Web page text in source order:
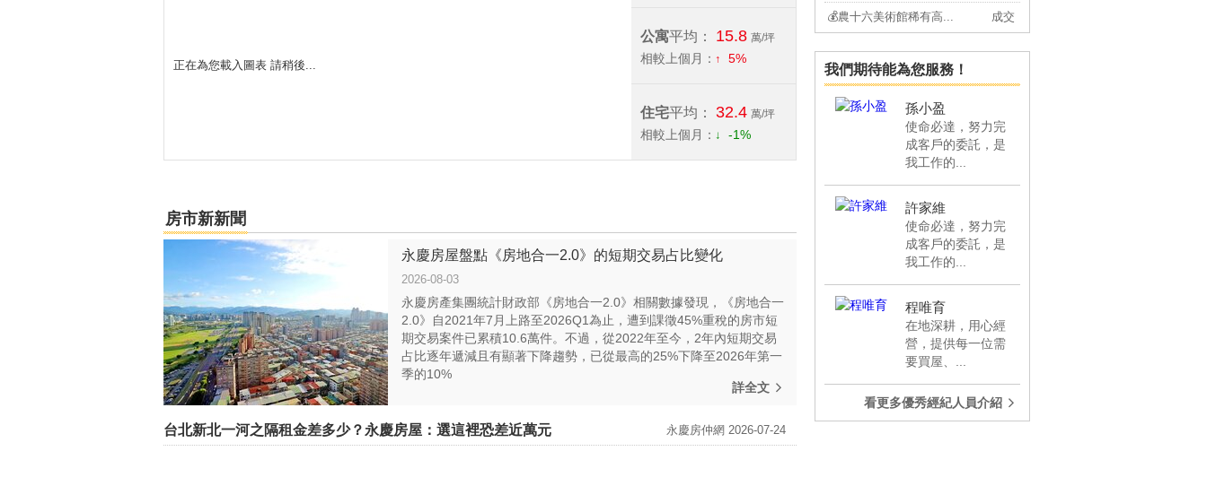
屏東縣-萬巒鄉
屏東縣-屏東市
屏東縣-竹田鄉
屏東縣-里港鄉
屏東縣-長治鄉
澎湖縣-湖西鄉
台南市-歸仁區
台南市-東區
正在為您載入圖表 請稍後...
公寓平均： 15.8 萬/坪
相較上個月： 5%
住宅平均： 32.4 萬/坪
相較上個月： -1%
房市新新聞
永慶房屋盤點《房地合一2.0》的短期交易占比變化
2026-08-03
永慶房產集團統計財政部《房地合一2.0》相關數據發現，《房地合一
2.0》自2021年7月上路至2026Q1為止，遭到課徵45%重稅的房市短
期交易案件已累積10.6萬件。不過，從2022年至今，2年內短期交易
占比逐年遞減且有顯著下降趨勢，已從最高的25%下降至2026年第一
季的10%
詳全文
台北新北一河之隔租金差多少？永慶房屋：選這裡恐差近萬元 永慶房仲網 2026-07-24
💰鑫天地2|高樓層兩房... 成交
💰近高雄新站綠園道復...
💰鳳山永盛花園廣場〜...
💰美術館羅浮｜市場最... 成交
💰三發景榮｜楠梓交流...
💰大東捷運-棋琴文化...
💰後驛捷運站成家大四... 成交
內惟車站國王傳奇一3+1... 成交
💰三房車位｜邊間超亮... 成交
💰美術館邊間採光兩房...
💰左營港景綠意宅公園... 成交
💰鳳山國中捷運站∣幸...
💰高雄前金★高質感商... 成交
我們期待能為您服務！
孫小盈
使命必達，努力完
成客戶的委託，是
我工作的...
許家維
使命必達，努力完
成客戶的委託，是
我工作的...
程唯育
在地深耕，用心經
營，提供每一位需
要買屋、...
看更多優秀經紀人員介紹